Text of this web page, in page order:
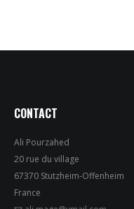
CONTACT
Ali Pourzahed
20 rue du village
67370 Stutzheim-Offenheim
France